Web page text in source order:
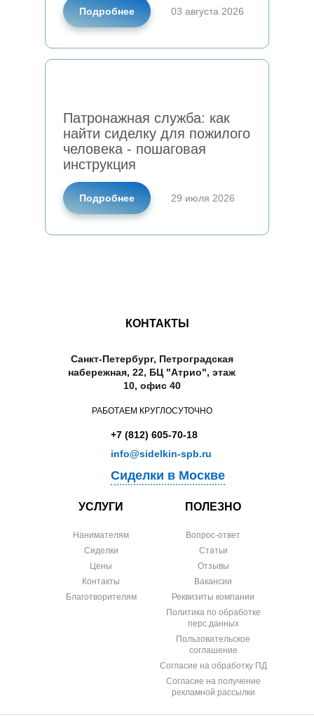
Подробнее 03 августа 2026
Патронажная служба: как
найти сиделку для пожилого
человека - пошаговая
инструкция
Подробнее 29 июля 2026
КОНТАКТЫ
Санкт-Петербург, Петроградская
набережная, 22, БЦ "Атрио", этаж
10, офис 40
РАБОТАЕМ КРУГЛОСУТОЧНО
+7 (812) 605-70-18
info@sidelkin-spb.ru
Сиделки в Москве
УСЛУГИ
Нанимателям
Сиделки
Цены
Контакты
Благотворителям
ПОЛЕЗНО
Вопрос-ответ
Статьи
Отзывы
Вакансии
Реквизиты компании
Политика по обработке
перс.данных
Пользовательское
соглашение
Согласие на обработку ПД
Согласие на получение
рекламной рассылки